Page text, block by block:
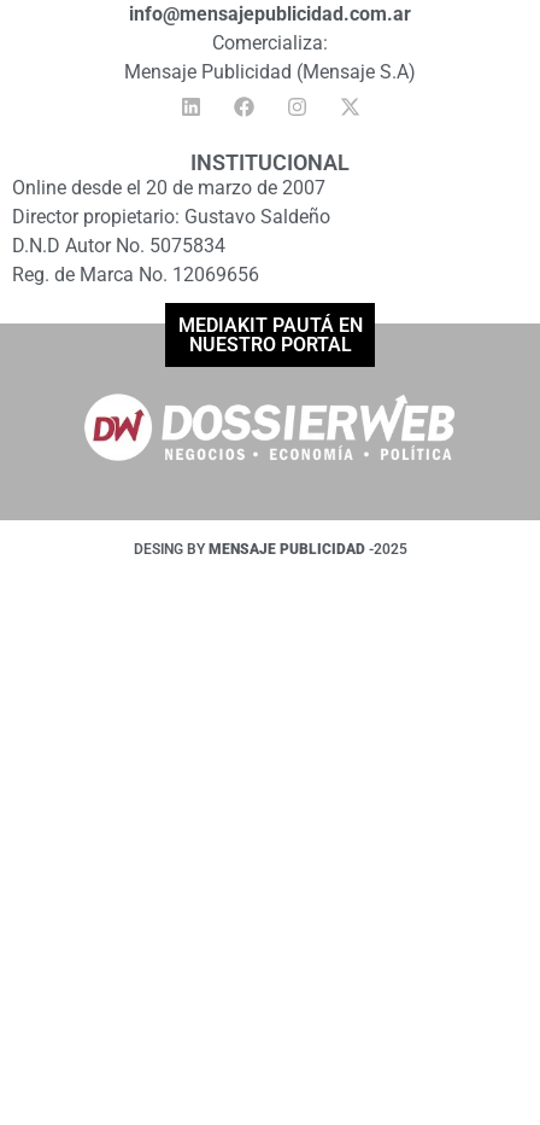
info@mensajepublicidad.com.ar
Comercializa:
Mensaje Publicidad (Mensaje S.A)
INSTITUCIONAL
Online desde el 20 de marzo de 2007
Director propietario: Gustavo Saldeño
D.N.D Autor No. 5075834
Reg. de Marca No. 12069656
MEDIAKIT PAUTÁ EN
NUESTRO PORTAL
DESING BY MENSAJE PUBLICIDAD -2025